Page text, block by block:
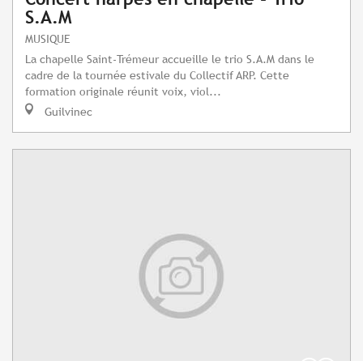
S.A.M
MUSIQUE
La chapelle Saint-Trémeur accueille le trio S.A.M dans le
cadre de la tournée estivale du Collectif ARP. Cette
formation originale réunit voix, viol...
Guilvinec